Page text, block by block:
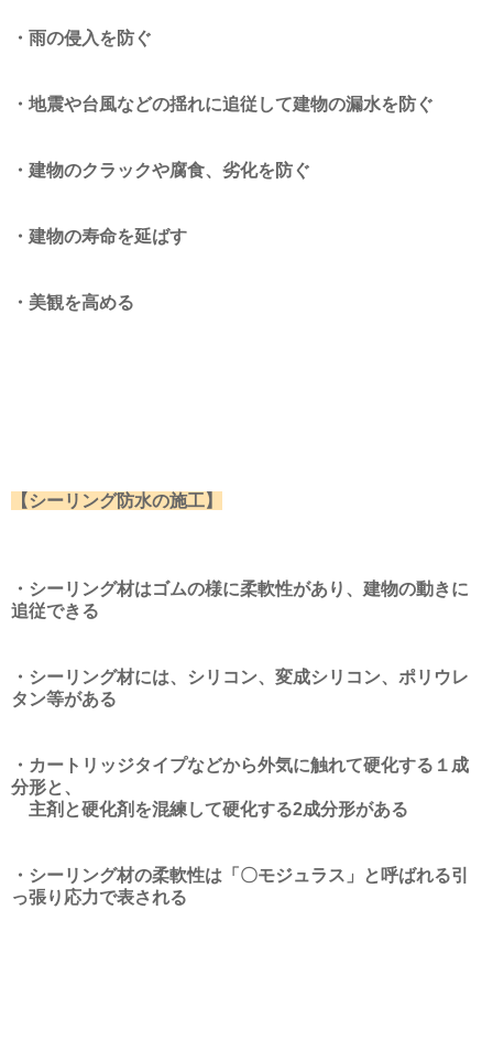
・雨の侵入を防ぐ
・地震や台風などの揺れに追従して建物の漏水を防ぐ
・建物のクラックや腐食、劣化を防ぐ
・建物の寿命を延ばす
・美観を高める
【シーリング防水の施工】
・シーリング材はゴムの様に柔軟性があり、建物の動きに
追従できる
・シーリング材には、シリコン、変成シリコン、ポリウレ
タン等がある
・カートリッジタイプなどから外気に触れて硬化する１成
分形と、
主剤と硬化剤を混練して硬化する2成分形がある
・シーリング材の柔軟性は「〇モジュラス」と呼ばれる引
っ張り応力で表される